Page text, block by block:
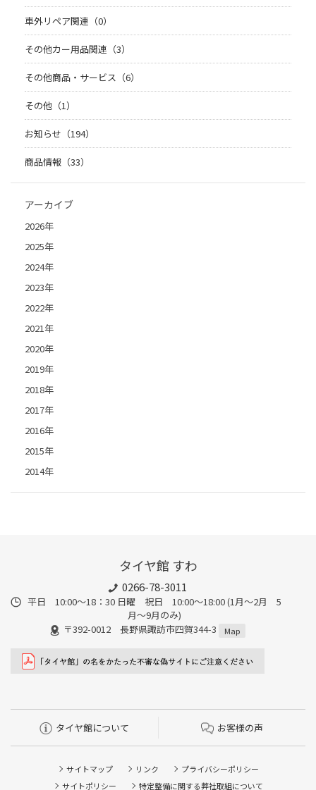
車外リペア関連（0）
その他カー用品関連（3）
その他商品・サービス（6）
その他（1）
お知らせ（194）
商品情報（33）
アーカイブ
2026年
2025年
2024年
2023年
2022年
2021年
2020年
2019年
2018年
2017年
2016年
2015年
2014年
タイヤ館 すわ
0266-78-3011
平日 10:00〜18：30 日曜 祝日 10:00〜18:00 (1月〜2月 5
月〜9月のみ)
〒392-0012 長野県諏訪市四賀344-3
Map
タイヤ館について お客様の声
サイトマップ リンク
プライバシーポリシー
サイトポリシー
特定整備に関する弊社取組について